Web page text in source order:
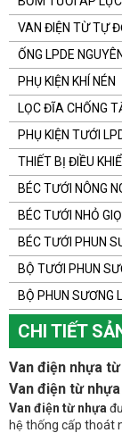
VAN ĐIỆN TỪ TỰ
ỐNG LPDE
PHỤ KIỆN KHÍ NÉN
LỌC ĐĨA CHỐNG
PHỤ KIỆN TƯỚI
THIẾT BỊ ĐIỀU
BÉC TƯỚI NÔNG
BÉC TƯỚI NHỎ
BÉC TƯỚI PHUN
BỘ TƯỚI PHUN
BỘ PHUN SƯƠNG
CHI TIẾT
Van điện nhựa
Van điện từ
Van điện từ nhựa
hệ thống cấp thoát